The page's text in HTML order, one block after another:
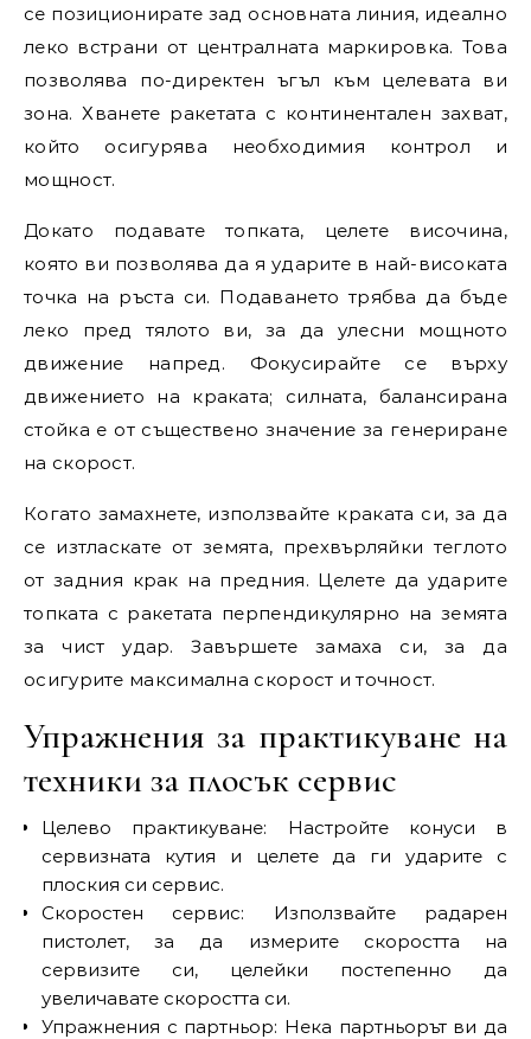
се позиционирате зад основната линия, идеално
леко встрани от централната маркировка. Това
позволява по-директен ъгъл към целевата ви
зона. Хванете ракетата с континентален захват,
който осигурява необходимия контрол и
мощност.
Докато подавате топката, целете височина,
която ви позволява да я ударите в най-високата
точка на ръста си. Подаването трябва да бъде
леко пред тялото ви, за да улесни мощното
движение напред. Фокусирайте се върху
движението на краката; силната, балансирана
стойка е от съществено значение за генериране
на скорост.
Когато замахнете, използвайте краката си, за да
се изтласкате от земята, прехвърляйки теглото
от задния крак на предния. Целете да ударите
топката с ракетата перпендикулярно на земята
за чист удар. Завършете замаха си, за да
осигурите максимална скорост и точност.
Упражнения за практикуване на
техники за плосък сервис
Целево практикуване: Настройте конуси в
сервизната кутия и целете да ги ударите с
плоския си сервис.
Скоростен сервис: Използвайте радарен
пистолет, за да измерите скоростта на
сервизите си, целейки постепенно да
увеличавате скоростта си.
Упражнения с партньор: Нека партньорът ви да